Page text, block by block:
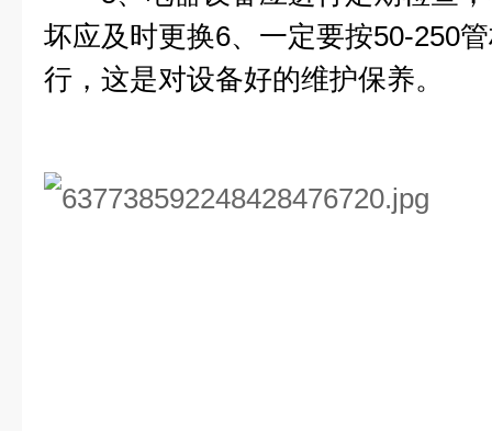
坏应及时更换6、一定要按50-250
行，这是对设备好的维护保养。